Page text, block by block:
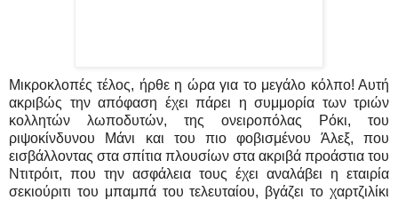
Μικροκλοπές τέλος, ήρθε η ώρα για το μεγάλο κόλπο! Αυτή
ακριβώς την απόφαση έχει πάρει η συμμορία των τριών
κολλητών λωποδυτών, της ονειροπόλας Ρόκι, του
ριψοκίνδυνου Μάνι και του πιο φοβισμένου Άλεξ, που
εισβάλλοντας στα σπίτια πλουσίων στα ακριβά προάστια του
Ντιτρόιτ, που την ασφάλεια τους έχει αναλάβει η εταιρία
σεκιούριτι του μπαμπά του τελευταίου, βγάζει το χαρτζιλίκι